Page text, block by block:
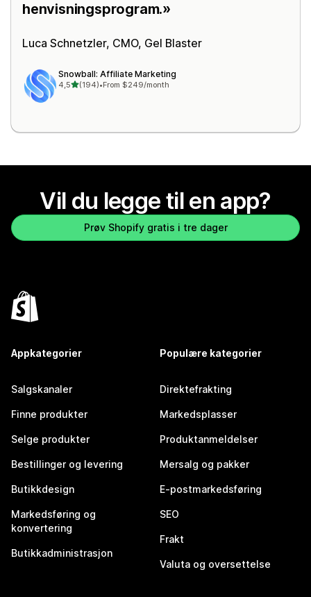
henvisningsprogram.
Luca Schnetzler, CMO, Gel Blaster
Snowball: Affiliate Marketing
4,5av 5 stjerner
(194)
Totalt 194 omtaler
•From $249/month
Vil du legge til en app?
Prøv Shopify gratis i tre dager
Appkategorier
Salgskanaler
Finne produkter
Selge produkter
Bestillinger og levering
Butikkdesign
Markedsføring og
konvertering
Butikkadministrasjon
Populære kategorier
Direktefrakting
Markedsplasser
Produktanmeldelser
Mersalg og pakker
E-postmarkedsføring
SEO
Frakt
Valuta og oversettelse